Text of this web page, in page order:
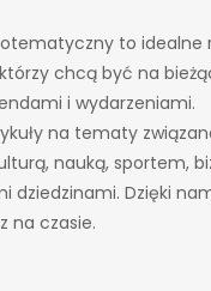
to idealne
chcą być na
i wydarzeniami.
na tematy
nauką, sportem,
dziedzinami. Dzięki
na czasie.